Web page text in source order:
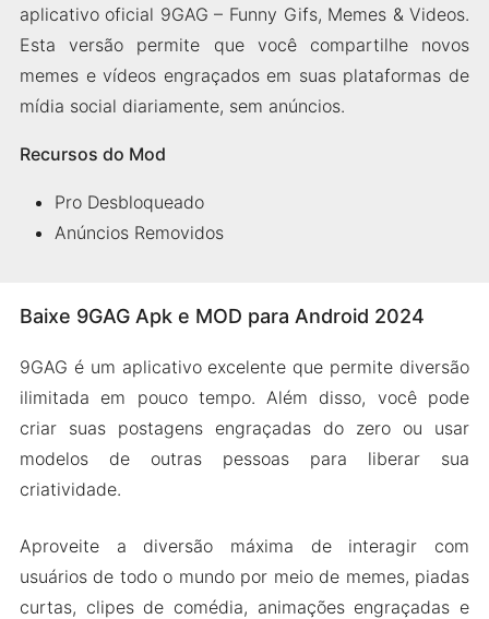
aplicativo oficial 9GAG – Funny Gifs, Memes & Videos.
Esta versão permite que você compartilhe novos
memes e vídeos engraçados em suas plataformas de
mídia social diariamente, sem anúncios.
Recursos do Mod
Pro Desbloqueado
Anúncios Removidos
Baixe 9GAG Apk e MOD para Android 2024
9GAG é um aplicativo excelente que permite diversão
ilimitada em pouco tempo. Além disso, você pode
criar suas postagens engraçadas do zero ou usar
modelos de outras pessoas para liberar sua
criatividade.
Aproveite a diversão máxima de interagir com
usuários de todo o mundo por meio de memes, piadas
curtas, clipes de comédia, animações engraçadas e